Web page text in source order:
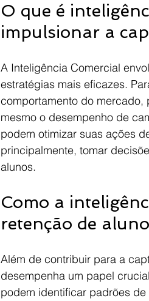
O que é
impulsionar a
A Inteligência Comercial
estratégias mais eficazes.
comportamento do mercado,
mesmo o desempenho de
podem otimizar suas ações
principalmente, tomar
alunos.
Como a
retenção de
Além de contribuir para a
desempenha um papel
podem identificar padrões